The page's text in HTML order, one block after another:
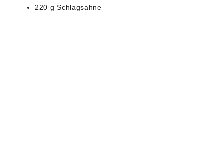
220 g Schlagsahne